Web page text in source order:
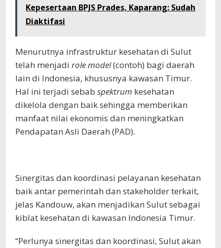
Kepesertaan BPJS Prades, Kaparang: Sudah
Diaktifasi
Menurutnya infrastruktur kesehatan di Sulut
telah menjadi role model(contoh) bagi daerah
lain di Indonesia, khususnya kawasan Timur.
Hal ini terjadi sebab spektrum kesehatan
dikelola dengan baik sehingga memberikan
manfaat nilai ekonomis dan meningkatkan
Pendapatan Asli Daerah (PAD).
Sinergitas dan koordinasi pelayanan kesehatan
baik antar pemerintah dan stakeholder terkait,
jelas Kandouw, akan menjadikan Sulut sebagai
kiblat kesehatan di kawasan Indonesia Timur.
“Perlunya sinergitas dan koordinasi, Sulut akan